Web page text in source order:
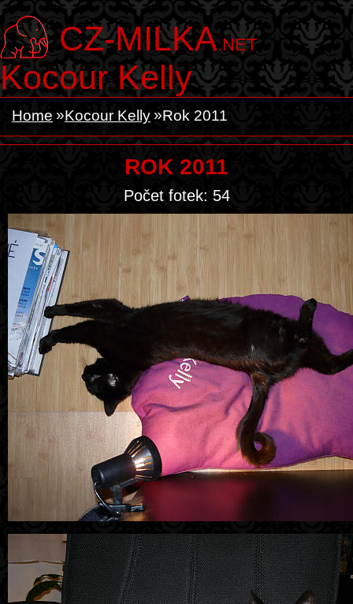
CZ-MILKA.NET
Kocour Kelly
Home Kocour Kelly Rok 2011
ROK 2011
Počet fotek: 54